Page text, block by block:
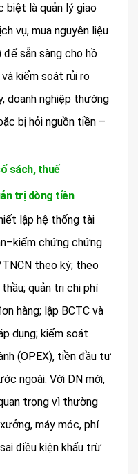
biệt là quản lý giao
vụ, mua nguyên liệu
sẵn sàng cho hồ
kiểm soát rủi ro
doanh nghiệp thường
bị hỏi nguồn tiền –
sách, thuế
trị dòng tiền
lập hệ thống tài
chứng chứng
theo kỳ; theo
quản trị chi phí
hàng; lập BCTC và
dụng; kiểm soát
(OPEX), tiền đầu tư
ngoài. Với DN mới,
trọng vì thường
máy móc, phí
điều kiện khấu trừ